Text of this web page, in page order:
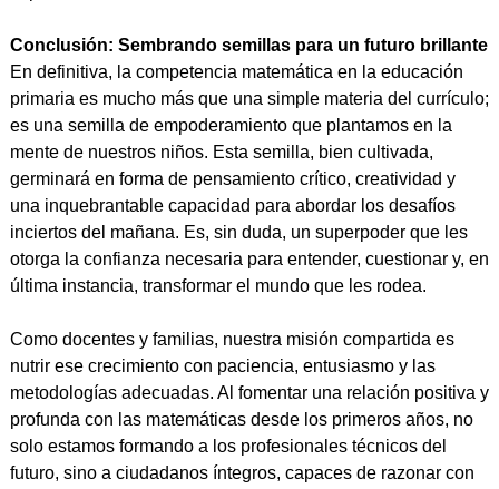
Conclusión: Sembrando semillas para un futuro brillante
En definitiva, la competencia matemática en la educación
primaria es mucho más que una simple materia del currículo;
es una semilla de empoderamiento que plantamos en la
mente de nuestros niños. Esta semilla, bien cultivada,
germinará en forma de pensamiento crítico, creatividad y
una inquebrantable capacidad para abordar los desafíos
inciertos del mañana. Es, sin duda, un superpoder que les
otorga la confianza necesaria para entender, cuestionar y, en
última instancia, transformar el mundo que les rodea.
Como docentes y familias, nuestra misión compartida es
nutrir ese crecimiento con paciencia, entusiasmo y las
metodologías adecuadas. Al fomentar una relación positiva y
profunda con las matemáticas desde los primeros años, no
solo estamos formando a los profesionales técnicos del
futuro, sino a ciudadanos íntegros, capaces de razonar con